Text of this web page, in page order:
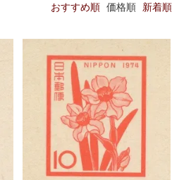
おすすめ順 価格順 新着順